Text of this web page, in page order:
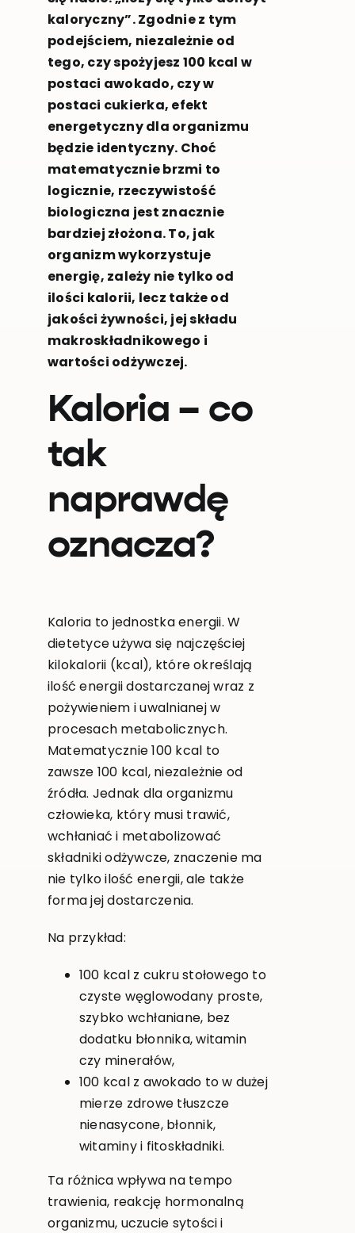
kaloryczny”. Zgodnie z tym
podejściem, niezależnie od
tego, czy spożyjesz 100 kcal w
postaci awokado, czy w
postaci cukierka, efekt
energetyczny dla organizmu
będzie identyczny. Choć
matematycznie brzmi to
logicznie, rzeczywistość
biologiczna jest znacznie
bardziej złożona. To, jak
organizm wykorzystuje
energię, zależy nie tylko od
ilości kalorii, lecz także od
jakości żywności, jej składu
makroskładnikowego i
wartości odżywczej.
Kaloria – co
tak
naprawdę
oznacza?
Kaloria to jednostka energii. W
dietetyce używa się najczęściej
kilokalorii (kcal), które określają
ilość energii dostarczanej wraz z
pożywieniem i uwalnianej w
procesach metabolicznych.
Matematycznie 100 kcal to
zawsze 100 kcal, niezależnie od
źródła. Jednak dla organizmu
człowieka, który musi trawić,
wchłaniać i metabolizować
składniki odżywcze, znaczenie ma
nie tylko ilość energii, ale także
forma jej dostarczenia.
Na przykład:
100 kcal z cukru stołowego to
czyste węglowodany proste,
szybko wchłaniane, bez
dodatku błonnika, witamin
czy minerałów,
100 kcal z awokado to w dużej
mierze zdrowe tłuszcze
nienasycone, błonnik,
witaminy i fitoskładniki.
Ta różnica wpływa na tempo
trawienia, reakcję hormonalną
organizmu, uczucie sytości i